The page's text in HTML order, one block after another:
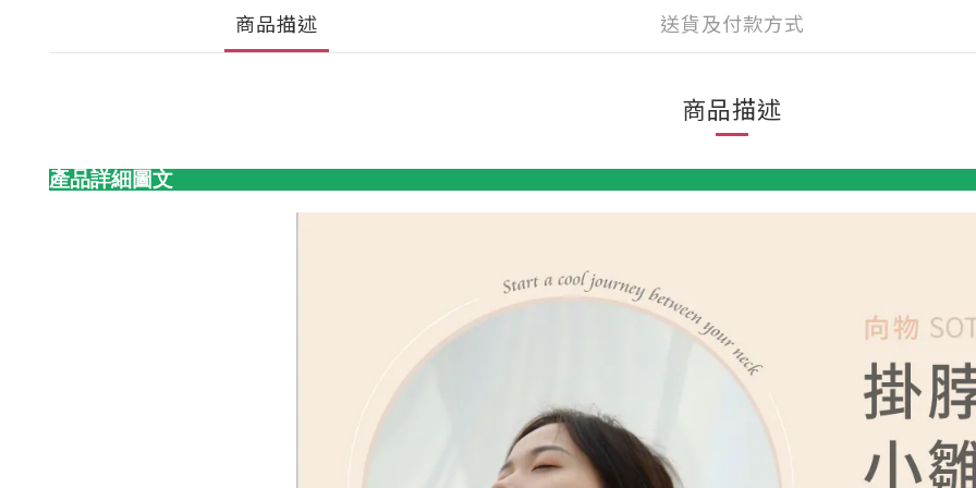
商品描述 送貨及付款方式
商品描述
產品詳細圖文